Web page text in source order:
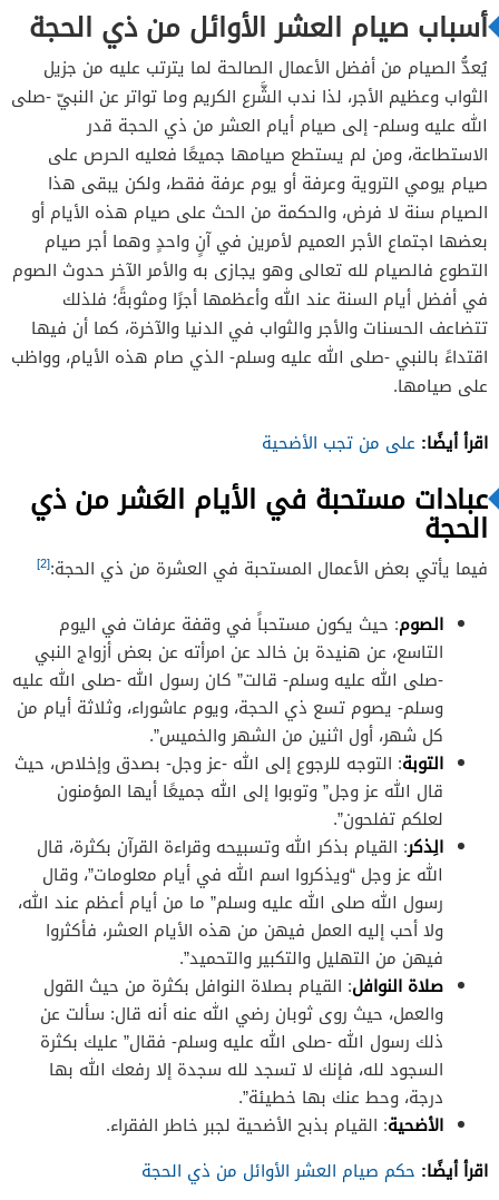
أسباب صيام العشر الأوائل من ذي الحجة
يُعدُّ الصيام من أفضل الأعمال الصالحة لما يترتب عليه من جزيل
الثواب وعظيم الأجر، لذا ندب الشَّرع الكريم وما تواتر عن النبيّ -صلى
الله عليه وسلم- إلى صيام أيام العشر من ذي الحجة قدر
الاستطاعة، ومن لم يستطع صيامها جميعًا فعليه الحرص على
صيام يومي التروية وعرفة أو يوم عرفة فقط، ولكن يبقى هذا
الصيام سنة لا فرض، والحكمة من الحث على صيام هذه الأيام أو
بعضها اجتماع الأجر العميم لأمرين في آنٍ واحدٍ وهما أجر صيام
التطوع فالصيام لله تعالى وهو يجازى به والأمر الآخر حدوث الصوم
في أفضل أيام السنة عند الله وأعظمها أجرًا ومثوبةً؛ فلذلك
تتضاعف الحسنات والأجر والثواب في الدنيا والآخرة، كما أن فيها
اقتداءً بالنبي -صلى الله عليه وسلم- الذي صام هذه الأيام، وواظب
على صيامها.
اقرأ أيضًا: على من تجب الأضحية
عبادات مستحبة في الأيام العَشر من ذي
الحجة
فيما يأتي بعض الأعمال المستحبة في العشرة من ذي الحجة:[2]
الصوم: حيث يكون مستحباً في وقفة عرفات في اليوم
التاسع، عن هنيدة بن خالد عن امرأته عن بعض أزواج النبي
-صلى الله عليه وسلم- قالت” كان رسول الله -صلى الله عليه
وسلم- يصوم تسع ذي الحجة، ويوم عاشوراء، وثلاثة أيام من
كل شهر، أول اثنين من الشهر والخميس”.
التوبة: التوجه للرجوع إلى الله -عز وجل- بصدق وإخلاص، حيث
قال الله عز وجل” وتوبوا إلى الله جميعًا أيها المؤمنون
لعلكم تفلحون”.
الِذكر: القيام بذكر الله وتسبيحه وقراءة القرآن بكثرة، قال
الله عز وجل “ويذكروا اسم الله في أيام معلومات”، وقال
رسول الله صلى الله عليه وسلم” ما من أيام أعظم عند الله،
ولا أحب إليه العمل فيهن من هذه الأيام العشر، فأكثروا
فيهن من التهليل والتكبير والتحميد”.
صلاة النوافل: القيام بصلاة النوافل بكثرة من حيث القول
والعمل، حيث روى ثوبان رضي الله عنه أنه قال: سألت عن
ذلك رسول الله -صلى الله عليه وسلم- فقال” عليك بكثرة
السجود لله، فإنك لا تسجد لله سجدة إلا رفعك الله بها
درجة، وحط عنك بها خطيئة”.
الأضحية: القيام بذبح الأضحية لجبر خاطر الفقراء.
اقرأ أيضًا: حكم صيام العشر الأوائل من ذي الحجة